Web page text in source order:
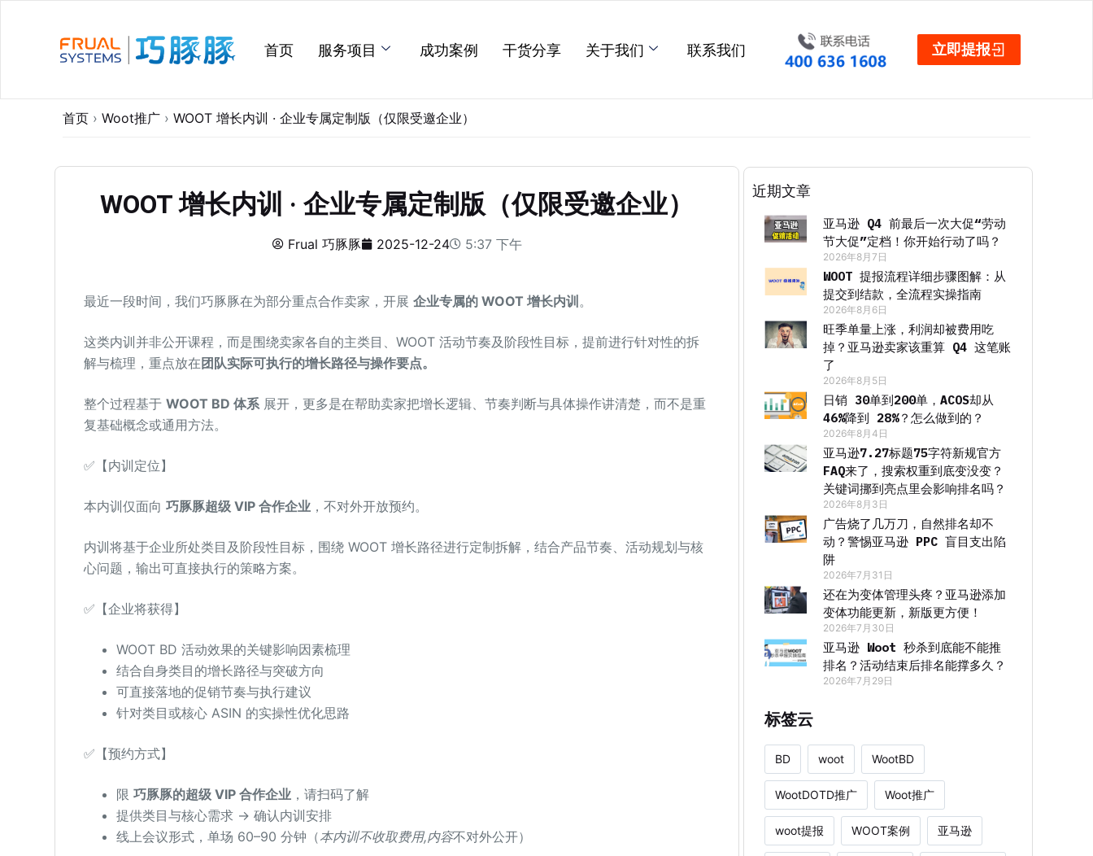
首页 服务项目 成功案例 干货分享 关于我们 联系我们 立即提报
首页 › Woot推广 › WOOT 增长内训 · 企业专属定制版（仅限受邀企业）
WOOT 增长内训 · 企业专属定制版（仅限受邀企业）
Frual 巧豚豚 2025-12-24 5:37 下午
最近一段时间，我们巧豚豚在为部分重点合作卖家，开展 企业专属的 WOOT 增长内训 。
这类内训并非公开课程，而是围绕卖家各自的主类目、WOOT 活动节奏及阶段性目标，提前进行针对性的拆
解与梳理，重点放在 团队实际可执行的增长路径与操作要点。
整个过程基于 WOOT BD 体系展开，更多是在帮助卖家把增长逻辑、节奏判断与具体操作讲清楚，而不是重
复基础概念或通用方法。
✅【内训定位】
本内训仅面向 巧豚豚超级 VIP 合作企业，不对外开放预约。
内训将基于企业所处类目及阶段性目标，围绕 WOOT 增长路径进行定制拆解，结合产品节奏、活动规划与核
心问题，输出可直接执行的策略方案。
✅【企业将获得】
WOOT BD 活动效果的关键影响因素梳理
结合自身类目的增长路径与突破方向
可直接落地的促销节奏与执行建议
针对类目或核心 ASIN 的实操性优化思路
✅【预约方式】
限 巧豚豚的超级 VIP合作企业，请扫码了解
提供类目与核心需求 → 确认内训安排
线上会议形式，单场 60–90 分钟 （本内训不收取费用,内容不对外公开）
近期文章
亚马逊 Q4 前最后一次大促“劳动
节大促”定档！你开始行动了吗？
2026年8月7日
WOOT 提报流程详细步骤图解：从
提交到结款，全流程实操指南
2026年8月6日
旺季单量上涨，利润却被费用吃
掉？亚马逊卖家该重算 Q4 这笔账
了
2026年8月5日
日销 30单到200单，ACOS却从
46%降到 28%？怎么做到的？
2026年8月4日
亚马逊7.27标题75字符新规官方
FAQ来了，搜索权重到底变没变？
关键词挪到亮点里会影响排名吗？
2026年8月3日
广告烧了几万刀，自然排名却不
动？警惕亚马逊 PPC 盲目支出陷
阱
2026年7月31日
还在为变体管理头疼？亚马逊添加
变体功能更新，新版更方便！
2026年7月30日
亚马逊 Woot 秒杀到底能不能推
排名？活动结束后排名能撑多久？
2026年7月29日
标签云
BD woot WootBD
WootDOTD推广 Woot推广
woot提报 WOOT案例 亚马逊